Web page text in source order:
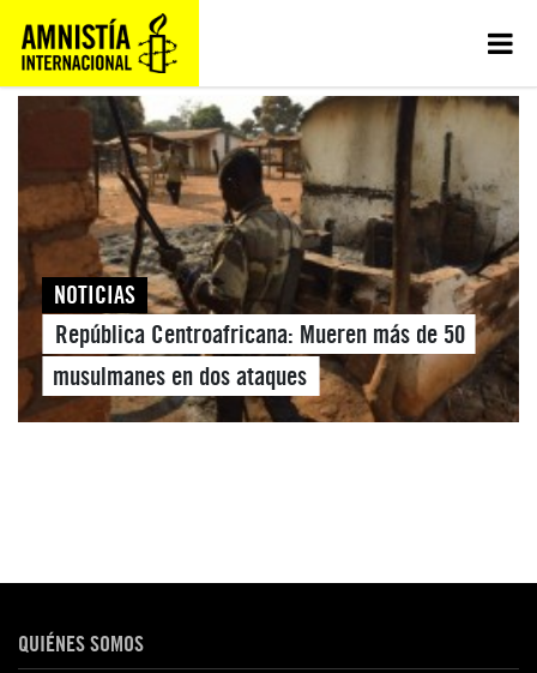
NOTICIAS
República Centroafricana: Mueren más de 50
musulmanes en dos ataques
QUIÉNES SOMOS